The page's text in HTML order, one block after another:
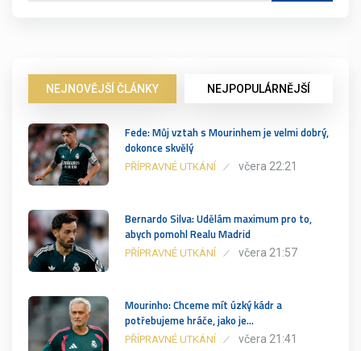
NEJNOVĚJŠÍ ČLÁNKY NEJPOPULÁRNĚJŠÍ
Fede: Můj vztah s Mourinhem je velmi dobrý,
dokonce skvělý
PŘÍPRAVNÉ UTKÁNÍ včera 22:21
Bernardo Silva: Udělám maximum pro to,
abych pomohl Realu Madrid
PŘÍPRAVNÉ UTKÁNÍ včera 21:57
Mourinho: Chceme mít úzký kádr a
potřebujeme hráče, jako je…
PŘÍPRAVNÉ UTKÁNÍ včera 21:41